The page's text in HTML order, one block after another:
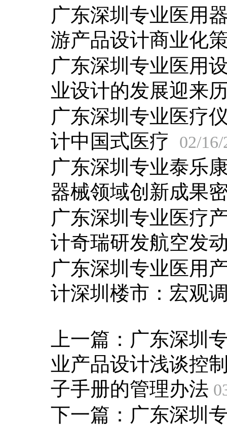
广东深圳专业医用
游产品设计商业化
广东深圳专业医用
业设计的发展迎来
广东深圳专业医疗
计中国式医疗
02/
广东深圳专业泰乐
器械领域创新成果
广东深圳专业医疗
计奇瑞研发航空发
广东深圳专业医用
计深圳楼市：宏观
上一篇： 广东深圳
业产品设计浅谈控
子手册的管理办法
下一篇： 广东深圳